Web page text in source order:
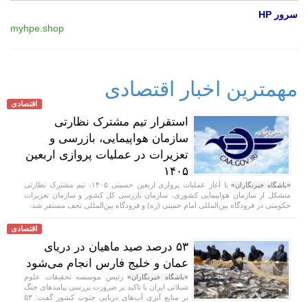
سرور HP
myhpe.shop
مهمترین اخبار اقتصادی
اقتصادی
استقرار تیم مشترک نظارتی
سازمان هواپیمایی، بازرسی و
تعزیرات در عملیات پروازی اربعین
۱۴۰۵
«باشگاه خبرنگاران»
با آغاز عملیات پروازی اربعین حسینی ۱۴۰۵، تیم مشترک نظارتی
متشکل از سازمان هواپیمایی کشوری، سازمان بازرسی کل کشور و سازمان تعزیرات
حکومتی در فرودگاه بین‌المللی امام خمینی (ره) و فرودگاه بین‌المللی نجف مستقر شد.
اقتصادی
۵۳ درصد صید ماهیان در دریای
عمان و خلیج فارس انجام می‌شود
«باشگاه خبرنگاران»رئیس موسسه تحقیقات علوم
شیلاتی ایران با تاکید بر ضرورت بررسی پیامد‌های جنگ
بر منابع آبزی آب‌های دریایی جنوب کشور گفت: ۵۳